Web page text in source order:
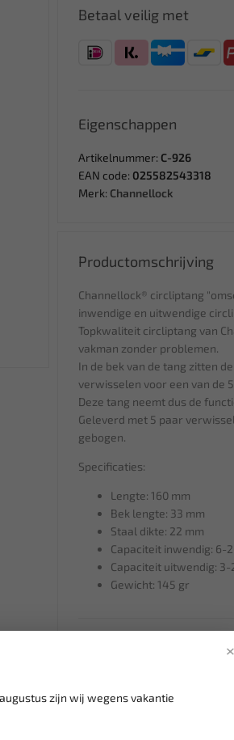
×
zijn wij wegens vakantie
Betaal veilig met
Eigenschappen
Artikelnummer: C-926
EAN code: 025582543318
Merk: Channellock
Productomschrijving
Channellock® circliptang
inwendige en uitwendige
Topkwaliteit circliptang van
vakman zonder problemen.
In de bek van de tang zitten
verwisselen voor een van de
Deze tang neemt dus de
Geleverd met 5 paar
gebogen.
Specificaties:
Lengte: 160 mm
Bek lengte: 33 mm
Staal dikte: 22 mm
Capaciteit inwendig: 6-
Capaciteit uitwendig: 3-
Gewicht: 145 gr
gemiddeld 1-3
Groot assortiment,